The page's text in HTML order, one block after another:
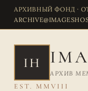
АРХИВНЫЙ ФОНД ·
IH
АРХИВ
EST. MMVIII